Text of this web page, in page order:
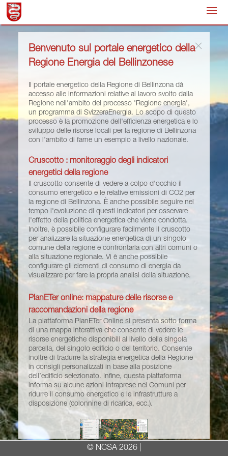
Benvenuto sul portale energetico della
Regione Energia del Bellinzonese
Il portale energetico della Regione di Bellinzona dà
accesso alle informazioni relative al lavoro svolto dalla
Regione nell'ambito del processo 'Regione energia',
un programma di SvizzeraEnergia. Lo scopo di questo
processo è la promozione dell'efficienza energetica e lo
sviluppo delle risorse locali per la regione di Bellinzona
con l’ambito di farne un esempio a livello nazionale.
Cruscotto : monitoraggio degli indicatori
energetici della regione
Il cruscotto consente di vedere a colpo d'occhio il
consumo energetico e le relative emissioni di CO2 per
la regione di Bellinzona. È anche possibile seguire nel
tempo l'evoluzione di questi indicatori per osservare
l'effetto della politica energetica che viene condotta.
Inoltre, è possibile configurare facilmente il cruscotto
per analizzare la situazione energetica di un singolo
comune della regione e confrontarla con altri comuni o
alla situazione regionale. Vi è anche possibile
configurare gli elementi di consumo di energia da
visualizzare per fare la propria analisi della situazione.
PlanETer online: mappature delle risorse e
raccomandazioni della regione
La piattaforma PlanETer Online si presenta sotto forma
di una mappa interattiva che consente di vedere le
risorse energetiche disponibili al livello della singola
parcella, del singolo edificio o del territorio. Consente
inoltre di tradurre la strategia energetica della Regione
in consigli personalizzati in base alla posizione
dell’edificio selezionato. Infine, questa piattaforma
informa su alcune azioni intraprese nei Comuni per
ridurre il consumo energetico e le infrastrutture a
disposizione (colonnine di ricarica, ecc.).
© NCSA 2026|